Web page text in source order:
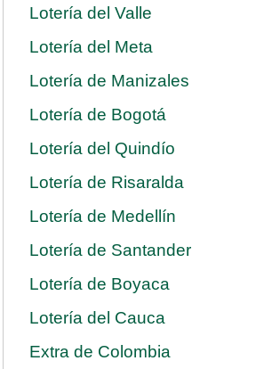
Lotería del Valle
Lotería del Meta
Lotería de Manizales
Lotería de Bogotá
Lotería del Quindío
Lotería de Risaralda
Lotería de Medellín
Lotería de Santander
Lotería de Boyaca
Lotería del Cauca
Extra de Colombia